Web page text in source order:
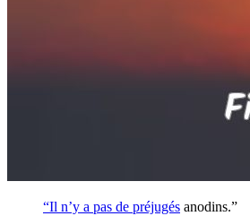
“Il n’y a pas de préjugés anodins.”